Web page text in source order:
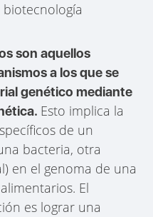
son aquellos
a los que se
genético mediante
Esto implica la
de un
bacteria, otra
en el genoma de una
El
es lograr una